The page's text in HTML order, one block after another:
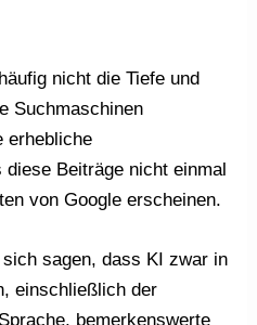
nicht die Tiefe und
Suchmaschinen
erhebliche
Beiträge nicht einmal
von Google erscheinen.
sagen, dass KI zwar in
einschließlich der
bemerkenswerte